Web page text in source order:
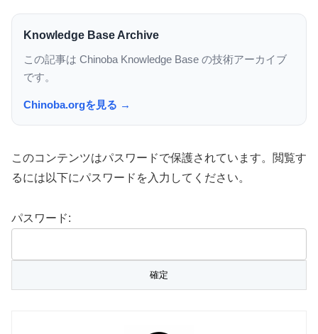
Knowledge Base Archive
この記事は Chinoba Knowledge Base の技術アーカイブ
です。
Chinoba.orgを見る →
このコンテンツはパスワードで保護されています。閲覧す
るには以下にパスワードを入力してください。
パスワード: